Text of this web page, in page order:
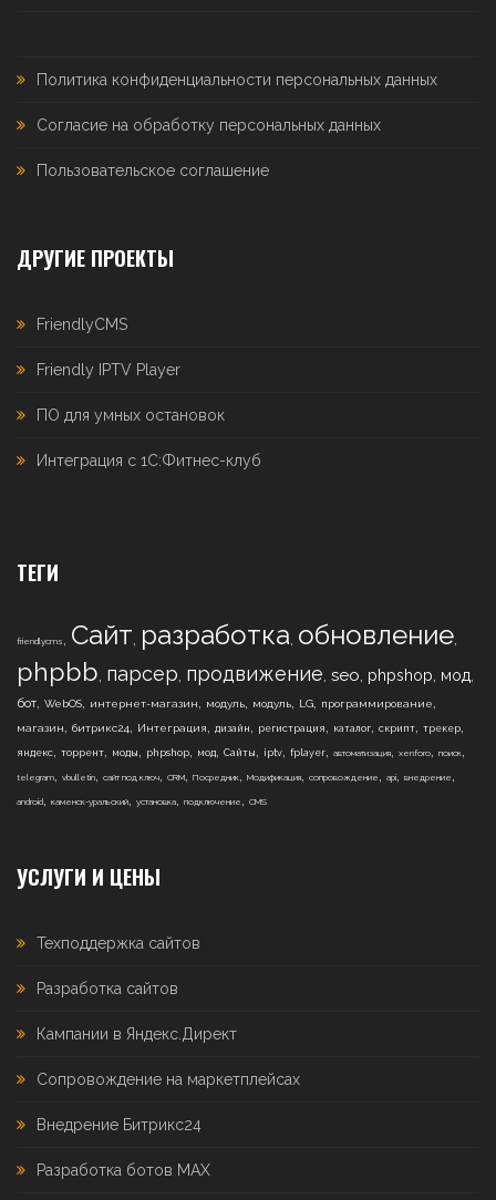
Политика конфиденциальности персональных данных
Согласие на обработку персональных данных
Пользовательское соглашение
ДРУГИЕ ПРОЕКТЫ
FriendlyCMS
Friendly IPTV Player
ПО для умных остановок
Интеграция с 1С:Фитнес-клуб
ТЕГИ
friendlycms , Сайт, разработка, обновление,
phpbb, парсер, продвижение, seo, phpshop, мод,
бот, WebOS, интернет-магазин, модуль, модуль, LG, программирование,
магазин, битрикс24, Интеграция, дизайн , регистрация , каталог, скрипт, трекер,
яндекс, торрент, моды , phpshop, мод, Сайты , iptv, fplayer, автоматизация, xenforo, поиск,
telegram, vbulletin, сайт под ключ, CRM, Посредник, Модификация, сопровождение , api, внедрение ,
android, каменск-уральский, установка, подключение , CMS
УСЛУГИ И ЦЕНЫ
Техподдержка сайтов
Разработка сайтов
Кампании в Яндекс.Директ
Сопровождение на маркетплейсах
Внедрение Битрикс24
Разработка ботов MAX